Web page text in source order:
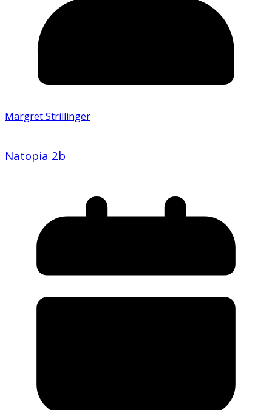
Margret Strillinger
Natopia 2b